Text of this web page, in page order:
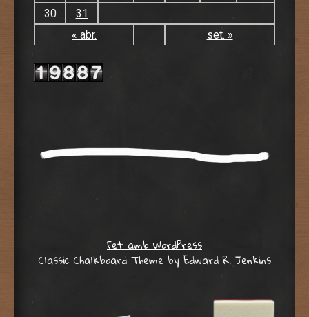
« abr. set. »
30
31
Fet amb WordPress
Classic Chalkboard Theme by Edward R. Jenkins